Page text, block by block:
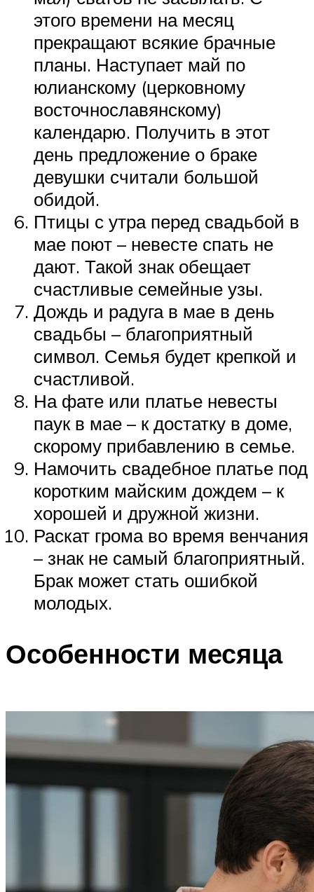
этого времени на месяц
прекращают всякие брачные
планы. Наступает май по
юлианскому (церковному
восточнославянскому)
календарю. Получить в этот
день предложение о браке
девушки считали большой
обидой.
Птицы с утра перед свадьбой в
мае поют – невесте спать не
дают. Такой знак обещает
счастливые семейные узы.
Дождь и радуга в мае в день
свадьбы – благоприятный
символ. Семья будет крепкой и
счастливой.
На фате или платье невесты
паук в мае – к достатку в доме,
скорому прибавлению в семье.
Намочить свадебное платье под
коротким майским дождем – к
хорошей и дружной жизни.
Раскат грома во время венчания
– знак не самый благоприятный.
Брак может стать ошибкой
молодых.
Особенности месяца